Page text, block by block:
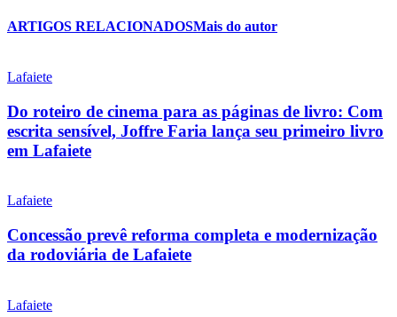
ARTIGOS RELACIONADOSMais do autor
Lafaiete
Do roteiro de cinema para as páginas de livro: Com
escrita sensível, Joffre Faria lança seu primeiro livro
em Lafaiete
Lafaiete
Concessão prevê reforma completa e modernização
da rodoviária de Lafaiete
Lafaiete